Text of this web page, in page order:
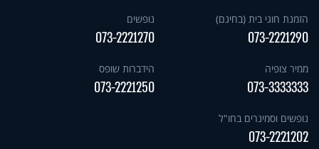
הזמנת חוגי בית (בחינם)
073-2221290
נופשים
073-2221270
ממיר צופיה
073-3333333
הידברות שופס
073-2221250
נופשים וסמינרים בחו"ל
073-2221202